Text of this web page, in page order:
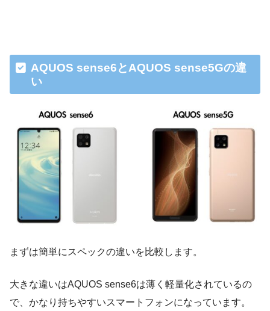
AQUOS sense6とAQUOS sense5Gの違
い
まずは簡単にスペックの違いを比較します。
大きな違いはAQUOS sense6は薄く軽量化されているの
で、かなり持ちやすいスマートフォンになっています。